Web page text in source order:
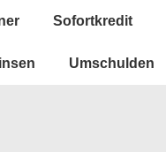
Sofortkredit
Umschulden